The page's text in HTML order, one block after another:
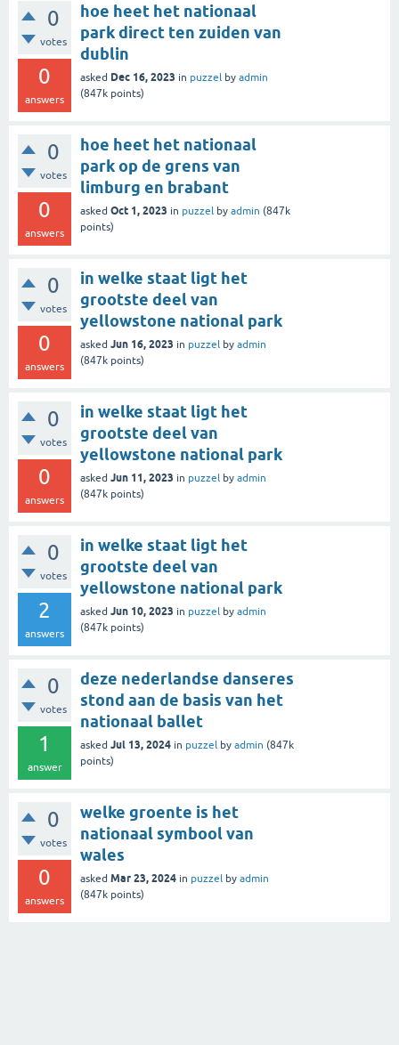
0
votes
0
answers
hoe heet het nationaal
park direct ten zuiden van
dublin
asked Dec 16, 2023 in puzzel by admin
(847k points)
0
votes
0
answers
hoe heet het nationaal
park op de grens van
limburg en brabant
asked Oct 1, 2023 in puzzel by admin (847k
points)
0
votes
0
answers
in welke staat ligt het
grootste deel van
yellowstone national park
asked Jun 16, 2023 in puzzel by admin
(847k points)
0
votes
0
answers
in welke staat ligt het
grootste deel van
yellowstone national park
asked Jun 11, 2023 in puzzel by admin
(847k points)
0
votes
2
answers
in welke staat ligt het
grootste deel van
yellowstone national park
asked Jun 10, 2023 in puzzel by admin
(847k points)
0
votes
1
answer
deze nederlandse danseres
stond aan de basis van het
nationaal ballet
asked Jul 13, 2024 in puzzel by admin (847k
points)
0
votes
0
answers
welke groente is het
nationaal symbool van
wales
asked Mar 23, 2024 in puzzel by admin
(847k points)